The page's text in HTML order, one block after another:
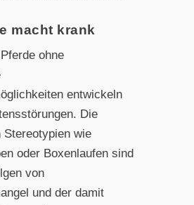
macht krank
ohne
entwickeln
Die
Stereotypien wie
oder Boxenlaufen sind
von
und der damit